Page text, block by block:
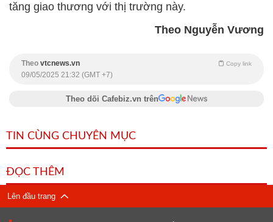
tăng giao thương với thị trường này.
Theo Nguyễn Vương
Theo vtcnews.vn Copy link
09/05/2025 21:32 (GMT +7)
Theo dõi Cafebiz.vn trên
TIN CÙNG CHUYÊN MỤC
ĐỌC THÊM
Lên đầu trang